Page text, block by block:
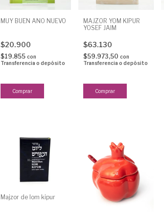
MUY BUEN AÑO NUEVO
$20.900
$19.855 con
Transferencia o depósito
MAJZOR YOM KIPUR
YOSEF JAIM
$63.130
$59.973,50 con
Transferencia o depósito
Majzor de Iom kipur